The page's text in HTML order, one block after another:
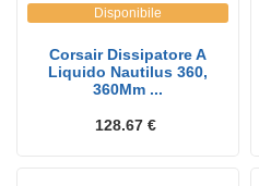
Disponibile
Corsair Dissipatore A
Liquido Nautilus 360,
360Mm ...
128.67 €